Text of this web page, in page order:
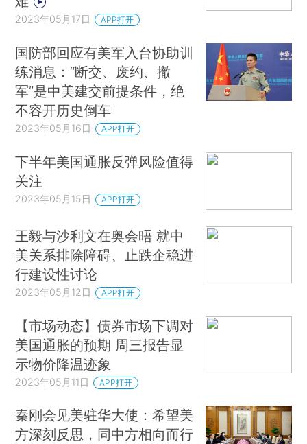
2023年05月17日 APP打开
国防部回应有美军入台协助训
练消息：“断交、废约、撤
军”是中美建交前提条件，绝
不容开历史倒车
2023年05月16日 APP打开
下半年美国通胀反弹风险值得
关注
2023年05月15日 APP打开
王毅与沙利文在奥会晤 就中
美关系排除障碍、止跌企稳进
行建设性讨论
2023年05月12日 APP打开
【市场动态】债券市场下调对
美国通胀的预期 周三报告显
示物价降温迹象
2023年05月11日 APP打开
秦刚会见美驻华大使：希望美
方深刻反思，同中方相向而行